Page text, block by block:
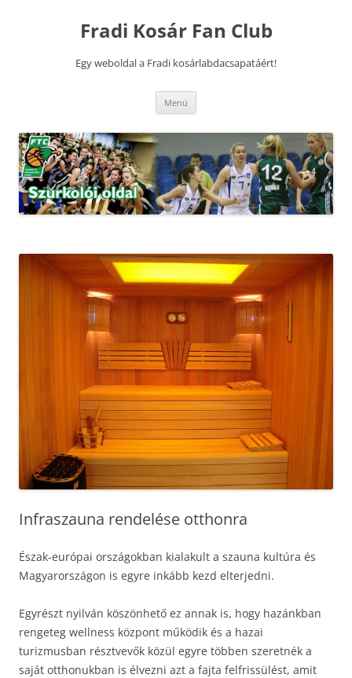
Fradi Kosár Fan Club
Egy weboldal a Fradi kosárlabdacsapatáért!
Menü
Infraszauna rendelése otthonra
Észak-európai országokban kialakult a szauna kultúra és
Magyarországon is egyre inkább kezd elterjedni.
Egyrészt nyilván köszönhető ez annak is, hogy hazánkban
rengeteg wellness központ működik és a hazai
turizmusban résztvevők közül egyre többen szeretnék a
saját otthonukban is élvezni azt a fajta felfrissülést, amit